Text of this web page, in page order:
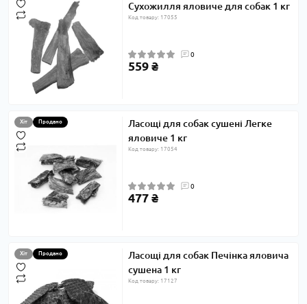
Сухожилля яловиче для собак 1 кг
Код товару: 17055
0
559 ₴
Хіт Продано
Ласощі для собак сушені Легке
яловиче 1 кг
Код товару: 17054
0
477 ₴
Хіт Продано
Ласощі для собак Печінка яловича
сушена 1 кг
Код товару: 17127